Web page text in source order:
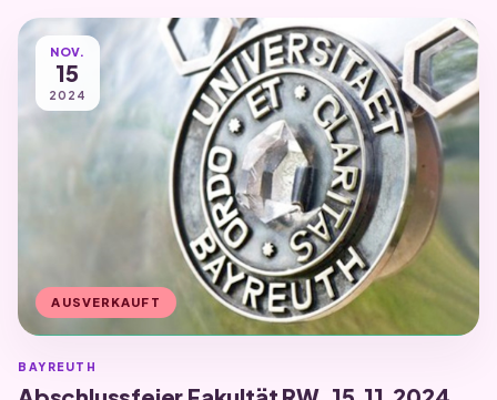
NOV.
15
2024
AUSVERKAUFT
BAYREUTH